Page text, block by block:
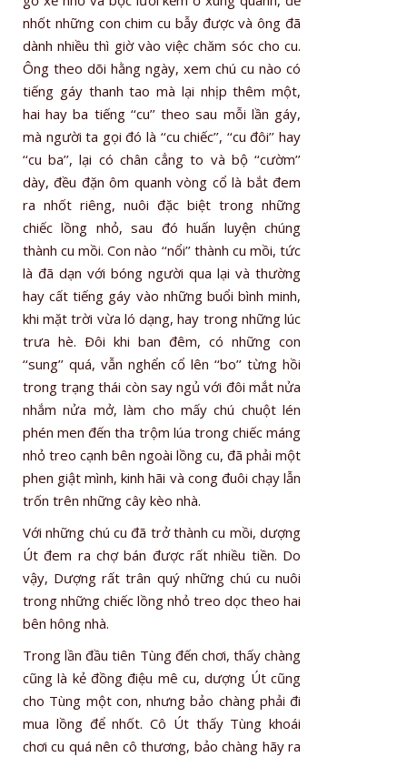
nhốt những con chim cu bẫy được và ông đã
dành nhiều thì giờ vào việc chăm sóc cho cu.
Ông theo dõi hằng ngày, xem chú cu nào có
tiếng gáy thanh tao mà lại nhịp thêm một,
hai hay ba tiếng ‘‘cu’’ theo sau mỗi lần gáy,
mà người ta gọi đó là ‘‘cu chiếc’’, ‘‘cu đôi’’ hay
‘‘cu ba’’, lại có chân cẳng to và bộ ‘‘cườm’’
dày, đều đặn ôm quanh vòng cổ là bắt đem
ra nhốt riêng, nuôi đặc biệt trong những
chiếc lồng nhỏ, sau đó huấn luyện chúng
thành cu mồi. Con nào ‘‘nổi’’ thành cu mồi, tức
là đã dạn với bóng người qua lại và thường
hay cất tiếng gáy vào những buổi bình minh,
khi mặt trời vừa ló dạng, hay trong những lúc
trưa hè. Ðôi khi ban đêm, có những con
‘‘sung’’ quá, vẫn nghển cổ lên ‘‘bo’’ từng hồi
trong trạng thái còn say ngủ với đôi mắt nửa
nhắm nửa mở, làm cho mấy chú chuột lén
phén men đến tha trộm lúa trong chiếc máng
nhỏ treo cạnh bên ngoài lồng cu, đã phải một
phen giật mình, kinh hãi và cong đuôi chạy lẫn
trốn trên những cây kèo nhà.
Với những chú cu đã trở thành cu mồi, dượng
Út đem ra chợ bán được rất nhiều tiền. Do
vậy, Dượng rất trân quý những chú cu nuôi
trong những chiếc lồng nhỏ treo dọc theo hai
bên hông nhà.
Trong lần đầu tiên Tùng đến chơi, thấy chàng
cũng là kẻ đồng điệu mê cu, dượng Út cũng
cho Tùng một con, nhưng bảo chàng phải đi
mua lồng để nhốt. Cô Út thấy Tùng khoái
chơi cu quá nên cô thương, bảo chàng hãy ra